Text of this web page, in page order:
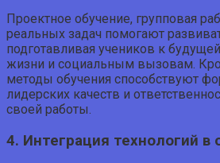
Проектное обучение, групповая
реальных задач помогают
подготавливая учеников к
жизни и социальным вызовам.
методы обучения способствуют
лидерских качеств и
своей работы.
4. Интеграция технологий в